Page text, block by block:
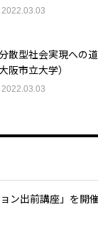
2022.03.03
分散型社会実現への
大阪市立大学）
2022.03.03
ン出前講座」を開